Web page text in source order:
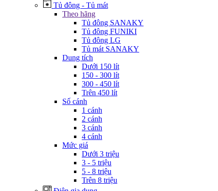
Tủ đông - Tủ mát
Theo hãng
Tủ đông SANAKY
Tủ đông FUNIKI
Tủ đông LG
Tủ mát SANAKY
Dung tích
Dưới 150 lít
150 - 300 lít
300 - 450 lít
Trên 450 lít
Số cánh
1 cánh
2 cánh
3 cánh
4 cánh
Mức giá
Dưới 3 triệu
3 - 5 triệu
5 - 8 triệu
Trên 8 triệu